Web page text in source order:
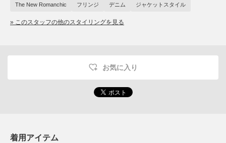
The New Romanchic フリンジ デニム ジャケットスタイル
» このスタッフの他のスタイリングを見る
お気に入り
着用アイテム